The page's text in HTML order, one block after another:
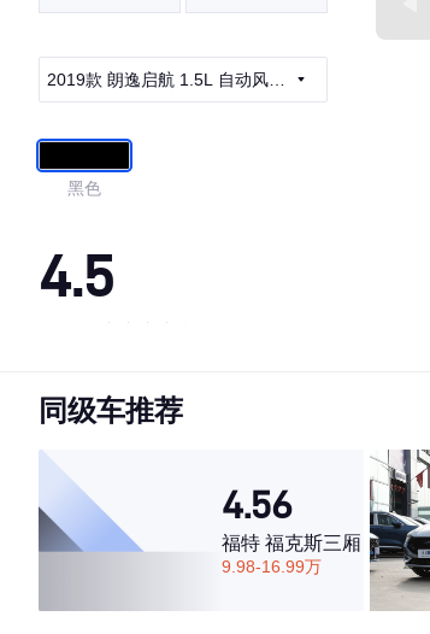
2019款 朗逸启航 1.5L 自动风尚
黑色
4.5
·内饰表现一般，低于66%同级车
·空间表现较为优秀，优于50%同级车
同级车推荐
4.56
福特 福克斯三厢
9.98-16.99万